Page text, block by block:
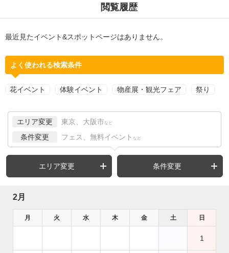
閲覧履歴
最近見たイベント&スポットページはありません。
よく使われる検索条件
花イベント 体験イベント 物産展・観光フェア 祭り
エリア変更 東京、大阪市 など
条件変更 フェス、無料イベント など
エリア変更 条件変更
2月
月 火 水 木 金 土 日
1